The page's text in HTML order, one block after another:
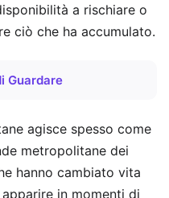
a rischiare o
ciò che ha accumulato.
Guardare
agisce spesso come
metropolitane dei
hanno cambiato vita
in momenti di